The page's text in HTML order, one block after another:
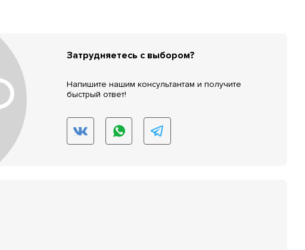
Затрудняетесь с выбором?
Напишите нашим консультантам и получите
быстрый ответ!